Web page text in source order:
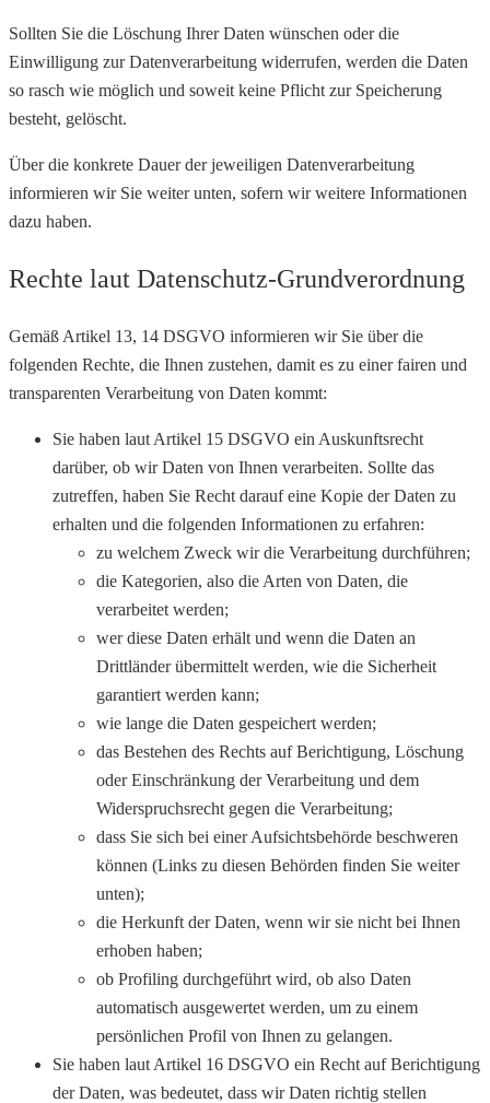
Sollten Sie die Löschung Ihrer Daten wünschen oder die
Einwilligung zur Datenverarbeitung widerrufen, werden die Daten
so rasch wie möglich und soweit keine Pflicht zur Speicherung
besteht, gelöscht.
Über die konkrete Dauer der jeweiligen Datenverarbeitung
informieren wir Sie weiter unten, sofern wir weitere Informationen
dazu haben.
Rechte laut Datenschutz-Grundverordnung
Gemäß Artikel 13, 14 DSGVO informieren wir Sie über die
folgenden Rechte, die Ihnen zustehen, damit es zu einer fairen und
transparenten Verarbeitung von Daten kommt:
Sie haben laut Artikel 15 DSGVO ein Auskunftsrecht
darüber, ob wir Daten von Ihnen verarbeiten. Sollte das
zutreffen, haben Sie Recht darauf eine Kopie der Daten zu
erhalten und die folgenden Informationen zu erfahren:
zu welchem Zweck wir die Verarbeitung durchführen;
die Kategorien, also die Arten von Daten, die
verarbeitet werden;
wer diese Daten erhält und wenn die Daten an
Drittländer übermittelt werden, wie die Sicherheit
garantiert werden kann;
wie lange die Daten gespeichert werden;
das Bestehen des Rechts auf Berichtigung, Löschung
oder Einschränkung der Verarbeitung und dem
Widerspruchsrecht gegen die Verarbeitung;
dass Sie sich bei einer Aufsichtsbehörde beschweren
können (Links zu diesen Behörden finden Sie weiter
unten);
die Herkunft der Daten, wenn wir sie nicht bei Ihnen
erhoben haben;
ob Profiling durchgeführt wird, ob also Daten
automatisch ausgewertet werden, um zu einem
persönlichen Profil von Ihnen zu gelangen.
Sie haben laut Artikel 16 DSGVO ein Recht auf Berichtigung
der Daten, was bedeutet, dass wir Daten richtig stellen